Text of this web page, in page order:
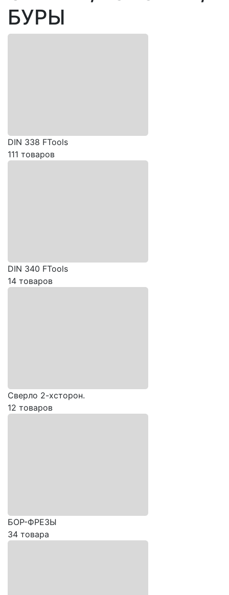
БУРЫ
DIN 338 FTools
111 товаров
DIN 340 FTools
14 товаров
Сверло 2-хсторон.
12 товаров
БОР-ФРЕЗЫ
34 товара